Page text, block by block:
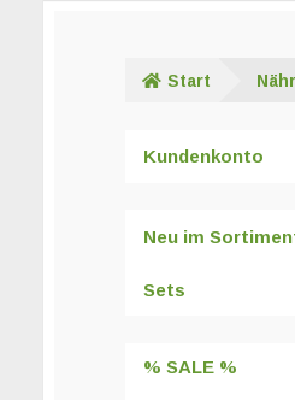
Start
Kundenkonto
Neu im
Sets
% SALE %